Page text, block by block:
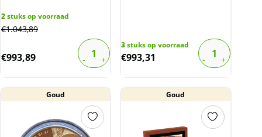
2stuks op voorraad
€1.043,89
€993,89
3stuks op voorraad
€993,31
Goud Goud